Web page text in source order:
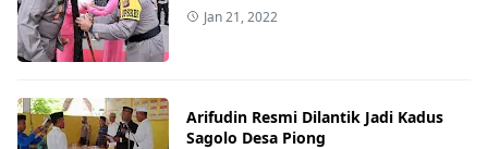
Jan 21, 2022
Arifudin Resmi Dilantik Jadi Kadus
Sagolo Desa Piong